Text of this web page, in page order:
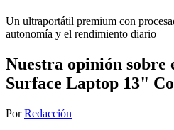
Un ultraportátil premium con
autonomía y el rendimiento diario
Nuestra opinión
Surface Laptop 13"
Por Redacción